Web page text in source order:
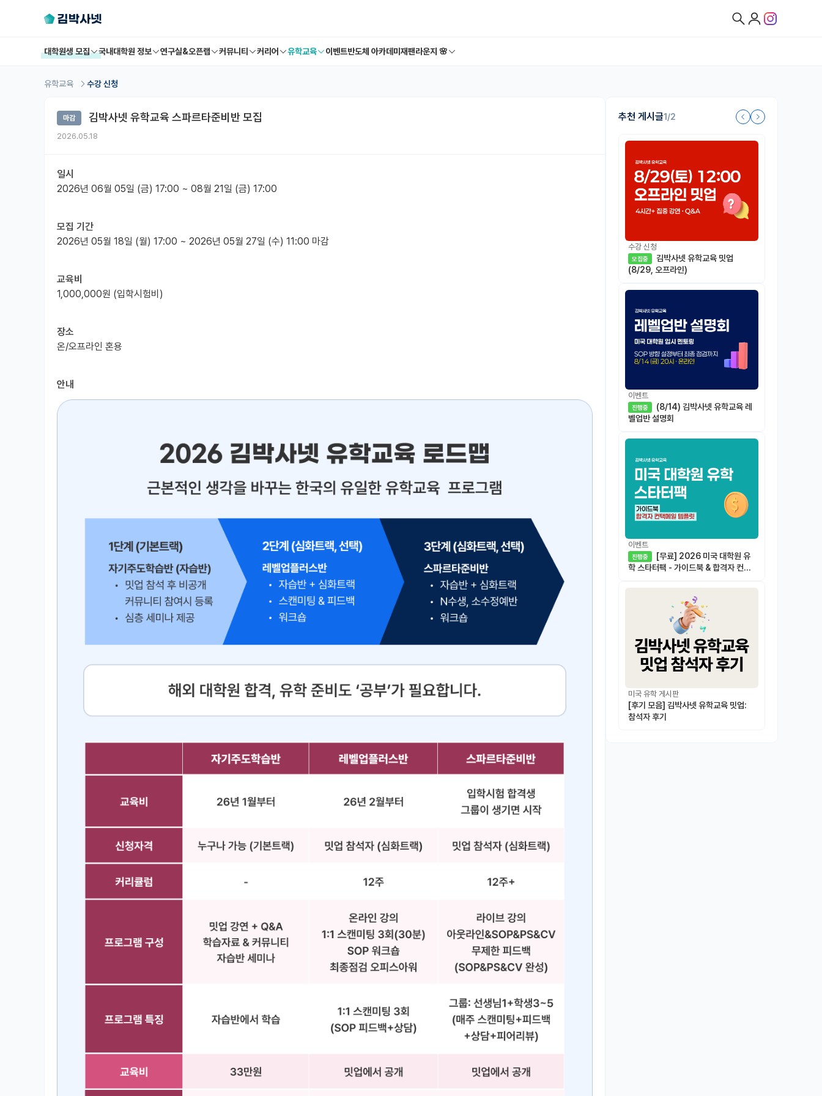
대학원생 모집 국내대학원 정보 연구실&오픈랩 커뮤니티 커리어 유학교육 이벤트반도체 아카데미 재팬라운지 🌸
유학교육 수강 신청
추천 게시글1/2
수강 신청
모집중
(8/29, 오프라인)
이벤트
진행중
벨업반 설명회
이벤트
진행중
학 스타터팩 - 가이드북 & 합격자 컨택
미국 유학 게시판
[후기 모음] 김박사넷 유학교육 밋업:
참석자 후기
마감 김박사넷 유학교육 스파르타준비반 모집
2026.05.18
일시
2026년 06월 05일 (금) 17:00 ~ 08월 21일 (금) 17:00
모집 기간
2026년 05월 18일 (월) 17:00 ~ 2026년 05월 27일 (수) 11:00 마감
교육비
1,000,000원 (입학시험비)
장소
온/오프라인 혼용
안내